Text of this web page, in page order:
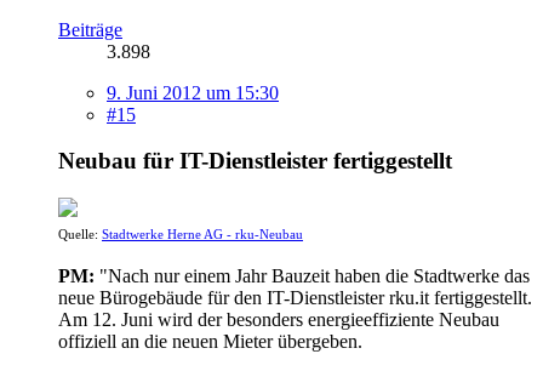
Beiträge
3.898
9. Juni 2012 um 15:30
#15
Neubau für IT-Dienstleister fertiggestellt
Quelle: Stadtwerke Herne AG - rku-Neubau
PM: "Nach nur einem Jahr Bauzeit haben die Stadtwerke das
neue Bürogebäude für den IT-Dienstleister rku.it fertiggestellt.
Am 12. Juni wird der besonders energieeffiziente Neubau
offiziell an die neuen Mieter übergeben.